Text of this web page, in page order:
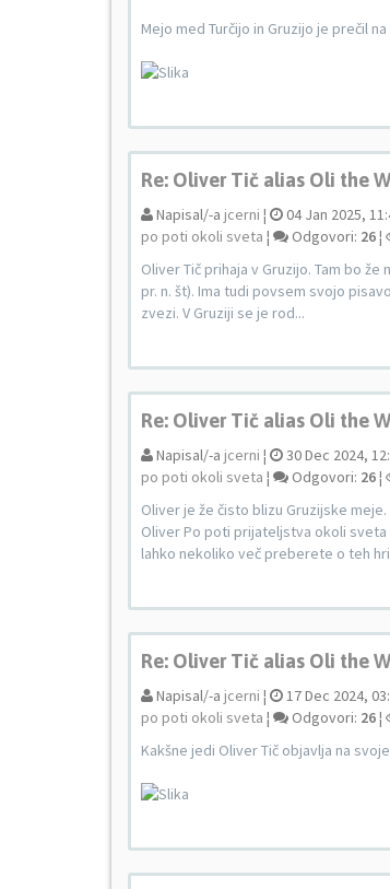
Mejo med Turčijo in Gruzijo je prečil
Re: Oliver Tič alias Oli the
Napisal/-a jcerni ¦ 04 Jan 2025,
po poti okoli sveta ¦ Odgovori: 26¦
Oliver Tič prihaja v Gruzijo. Tam bo
pr. n. št). Ima tudi povsem svojo
zvezi. V Gruziji se je rod...
Re: Oliver Tič alias Oli the
Napisal/-a jcerni ¦ 30 Dec 2024,
po poti okoli sveta ¦ Odgovori: 26¦
Oliver je že čisto blizu Gruzijske
Oliver Po poti prijateljstva okoli sveta
lahko nekoliko več preberete o teh
Re: Oliver Tič alias Oli the
Napisal/-a jcerni ¦ 17 Dec 2024,
po poti okoli sveta ¦ Odgovori: 26¦
Kakšne jedi Oliver Tič objavlja na